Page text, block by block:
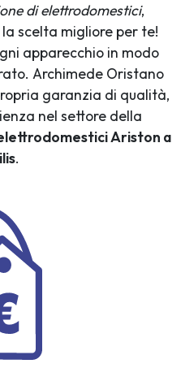
di elettrodomestici,
la scelta migliore per te!
apparecchio in modo
Archimede Oristano
garanzia di qualità,
nel settore della
Ariston a
.